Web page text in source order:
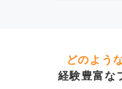
どのよう
経験豊富な